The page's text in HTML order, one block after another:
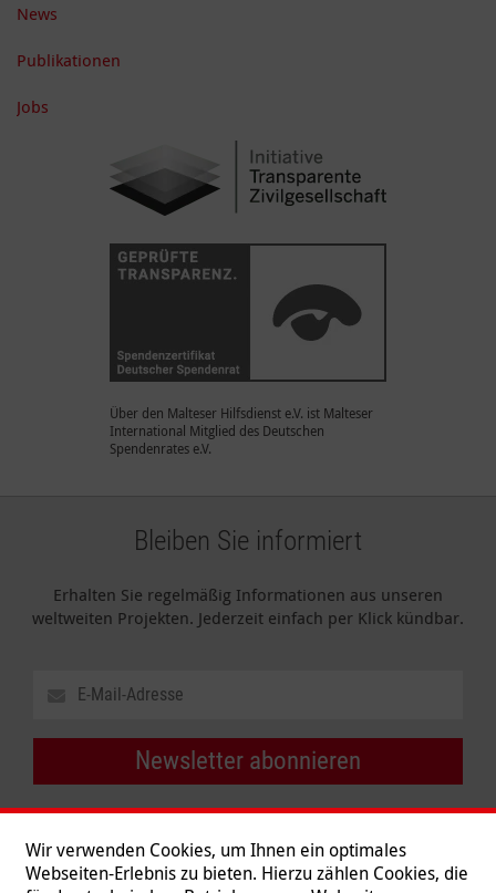
News
Publikationen
Jobs
Über den Malteser Hilfsdienst e.V. ist Malteser
International Mitglied des Deutschen
Spendenrates e.V.
Bleiben Sie informiert
Erhalten Sie regelmäßig Informationen aus unseren
weltweiten Projekten. Jederzeit einfach per Klick kündbar.
Newsletter abonnieren
Wir verwenden Cookies, um Ihnen ein optimales
Webseiten-Erlebnis zu bieten. Hierzu zählen Cookies, die